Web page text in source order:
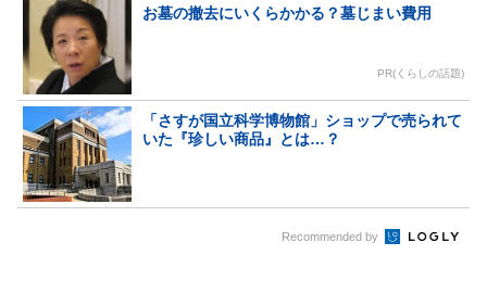
お墓の撤去にいくらかかる？墓じまい費用
PR(くらしの話題)
「さすが国立科学博物館」ショップで売られて
いた『珍しい商品』とは…？
Recommended by